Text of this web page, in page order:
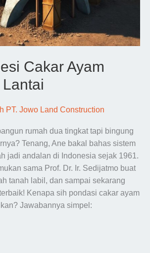
Cakar Ayam
PT. Jowo Land Construction
rumah dua tingkat tapi bingung
Tenang, Ane bakal bahas sistem
jadi andalan di Indonesia sejak 1961.
sama Prof. Dr. Ir. Sedijatmo buat
tanah labil, dan sampai sekarang
Kenapa sih pondasi cakar ayam
Jawabannya simpel: